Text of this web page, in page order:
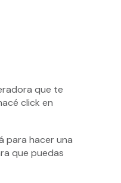
que te
click en
para hacer una
que puedas